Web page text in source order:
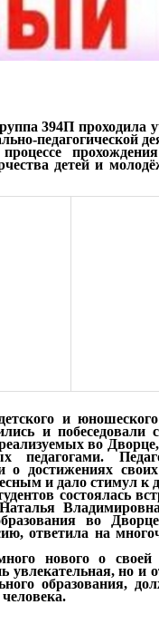
394П
педагогической
детей и
и
и
во
педагогами.
о достижениях
и дало стимул к
состоялась
во
ответила на
нового о своей
увлекательная, но
образования,